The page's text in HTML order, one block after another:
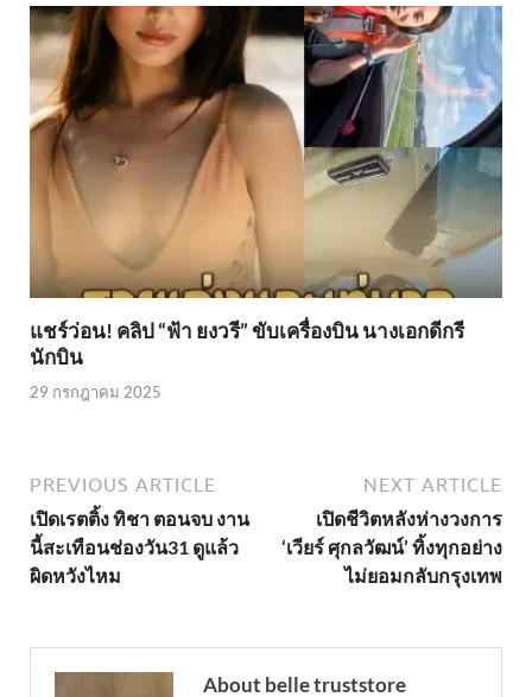
แชร์ว่อน! คลิป “ฟ้า ยงวรี” ขับเครื่องบิน นางเอกดีกรี
นักบิน
29 กรกฎาคม 2025
PREVIOUS ARTICLE
เปิดเรตติ้ง ทิชา ตอนจบ งาน
นี้สะเทือนช่องวัน31 ดูแล้ว
ผิดหวังไหม
NEXT ARTICLE
เปิดชีวิตหลังห่างวงการ
‘เวียร์ ศุกลวัฒน์’ ทิ้งทุกอย่าง
ไม่ยอมกลับกรุงเทพ
About belle truststore